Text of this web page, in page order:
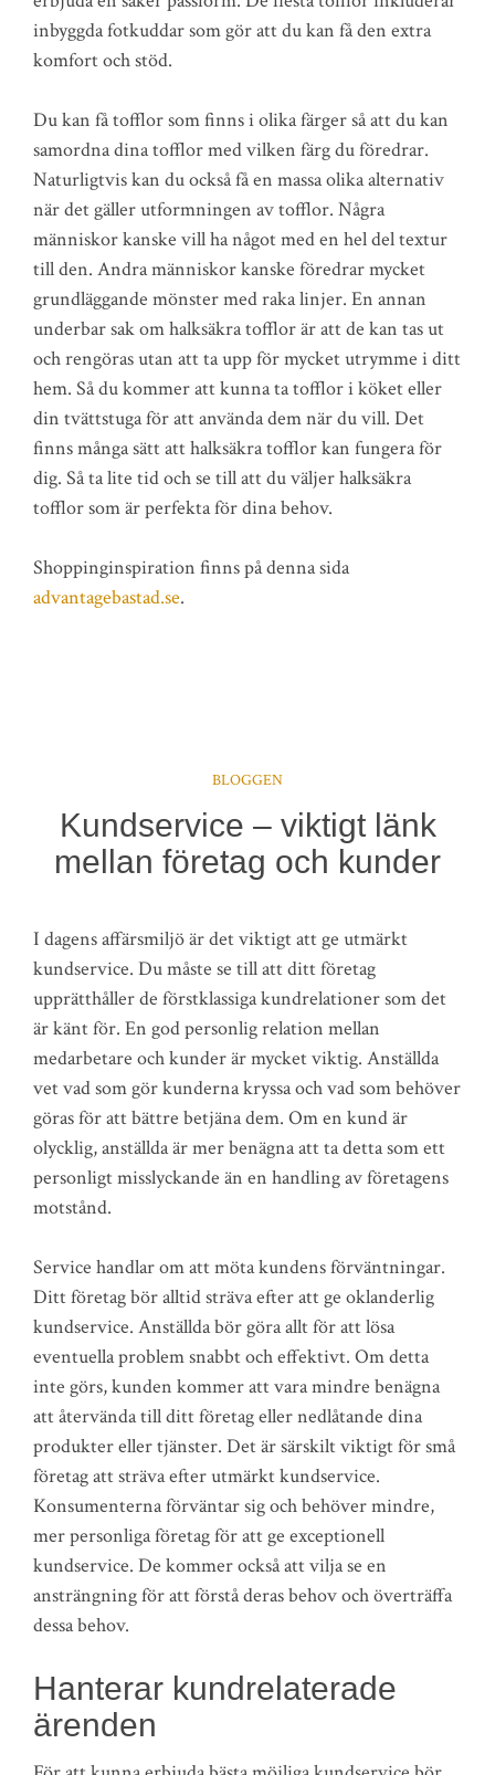
inbyggda fotkuddar som gör att du kan få den extra
komfort och stöd.
Du kan få tofflor som finns i olika färger så att du kan
samordna dina tofflor med vilken färg du föredrar.
Naturligtvis kan du också få en massa olika alternativ
när det gäller utformningen av tofflor. Några
människor kanske vill ha något med en hel del textur
till den. Andra människor kanske föredrar mycket
grundläggande mönster med raka linjer. En annan
underbar sak om halksäkra tofflor är att de kan tas ut
och rengöras utan att ta upp för mycket utrymme i ditt
hem. Så du kommer att kunna ta tofflor i köket eller
din tvättstuga för att använda dem när du vill. Det
finns många sätt att halksäkra tofflor kan fungera för
dig. Så ta lite tid och se till att du väljer halksäkra
tofflor som är perfekta för dina behov.
Shoppinginspiration finns på denna sida
advantagebastad.se.
BLOGGEN
Kundservice – viktigt länk
mellan företag och kunder
I dagens affärsmiljö är det viktigt att ge utmärkt
kundservice. Du måste se till att ditt företag
upprätthåller de förstklassiga kundrelationer som det
är känt för. En god personlig relation mellan
medarbetare och kunder är mycket viktig. Anställda
vet vad som gör kunderna kryssa och vad som behöver
göras för att bättre betjäna dem. Om en kund är
olycklig, anställda är mer benägna att ta detta som ett
personligt misslyckande än en handling av företagens
motstånd.
Service handlar om att möta kundens förväntningar.
Ditt företag bör alltid sträva efter att ge oklanderlig
kundservice. Anställda bör göra allt för att lösa
eventuella problem snabbt och effektivt. Om detta
inte görs, kunden kommer att vara mindre benägna
att återvända till ditt företag eller nedlåtande dina
produkter eller tjänster. Det är särskilt viktigt för små
företag att sträva efter utmärkt kundservice.
Konsumenterna förväntar sig och behöver mindre,
mer personliga företag för att ge exceptionell
kundservice. De kommer också att vilja se en
ansträngning för att förstå deras behov och överträffa
dessa behov.
Hanterar kundrelaterade
ärenden